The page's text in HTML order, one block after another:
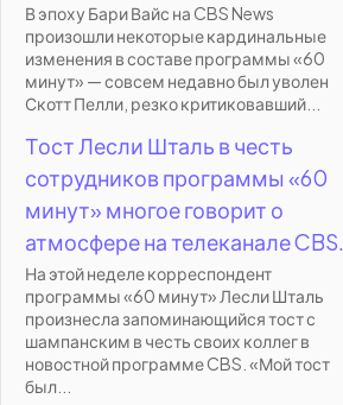
В эпоху Бари Вайс на CBS News
произошли некоторые кардинальные
изменения в составе программы «60
минут» — совсем недавно был уволен
Скотт Пелли, резко критиковавший...
Тост Лесли Шталь в честь
сотрудников программы «60
минут» многое говорит о
атмосфере на телеканале CBS.
На этой неделе корреспондент
программы «60 минут» Лесли Шталь
произнесла запоминающийся тост с
шампанским в честь своих коллег в
новостной программе CBS. «Мой тост
был...